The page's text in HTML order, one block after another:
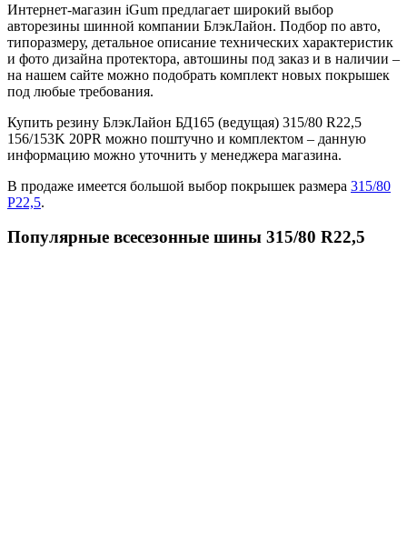
Интернет-магазин iGum предлагает широкий выбор
авторезины шинной компании БлэкЛайон. Подбор по авто,
типоразмеру, детальное описание технических характеристик
и фото дизайна протектора, автошины под заказ и в наличии –
на нашем сайте можно подобрать комплект новых покрышек
под любые требования.
Купить резину БлэкЛайон БД165 (ведущая) 315/80 R22,5
156/153K 20PR можно поштучно и комплектом – данную
информацию можно уточнить у менеджера магазина.
В продаже имеется большой выбор покрышек размера 315/80
Р22,5.
Популярные всесезонные шины 315/80 R22,5